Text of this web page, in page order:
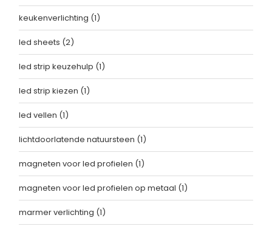
keukenverlichting (1)
led sheets (2)
led strip keuzehulp (1)
led strip kiezen (1)
led vellen (1)
lichtdoorlatende natuursteen (1)
magneten voor led profielen (1)
magneten voor led profielen op metaal (1)
marmer verlichting (1)